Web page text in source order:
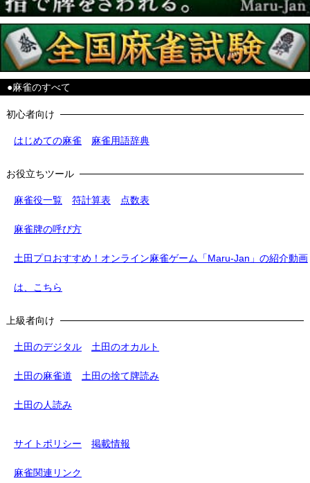
●麻雀のすべて
初心者向け
はじめての麻雀 麻雀用語辞典
お役立ちツール
麻雀役一覧 符計算表 点数表
麻雀牌の呼び方
土田プロおすすめ！オンライン麻雀ゲーム「Maru-Jan」の紹介動画
は、こちら
上級者向け
土田のデジタル 土田のオカルト
土田の麻雀道 土田の捨て牌読み
土田の人読み
サイトポリシー 掲載情報
麻雀関連リンク